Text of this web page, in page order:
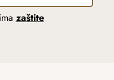
zaštite